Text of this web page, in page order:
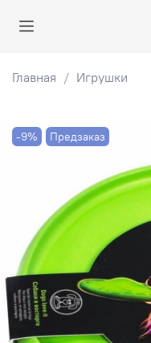
Главная Игрушки
-9% Предзаказ